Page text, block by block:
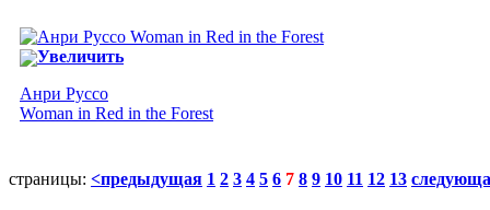
Увеличить
Анри Руссо
Woman in Red in the Forest
страницы: <предыдущая 1 2 3 4 5 6 7 8 9 10 11 12 13